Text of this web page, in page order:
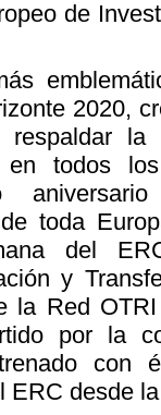
de
2020,
la
todos
toda
del
y
la Red
por la
con
ERC desde